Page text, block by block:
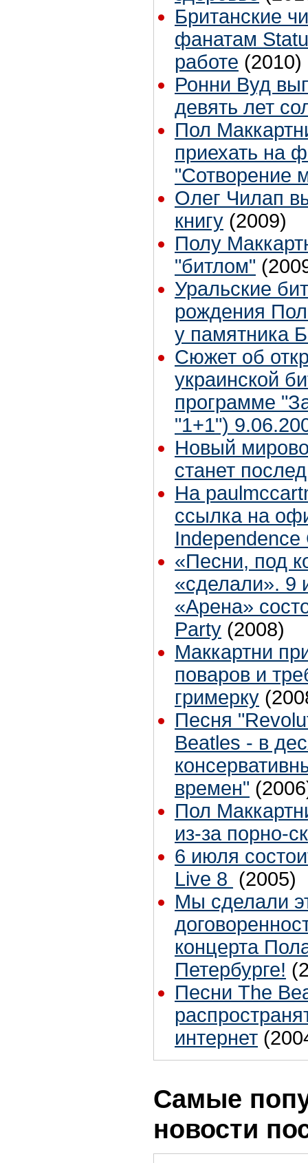
Британские
фанатам
работе (2010)
Ронни Вуд
девять лет
Пол
приехать на
"Сотворение
Олег Чилап
книгу (2009)
Полу
"битлом"
Уральские
рождения
у памятника
Сюжет об
украинской
программе
"1+1")
Новый
станет
На
ссылка на
Independence
«Песни, под
«сделали». 9
«Арена»
Party (2008)
Маккартни
поваров и
гримерку
Песня
Beatles - в
времен"
Пол
из-за порно-
6 июля
Live 8 (2005)
Мы сделали
концерта
Петербурге!
Песни The
интернет
Самые
новости